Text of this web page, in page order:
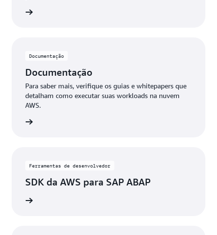
Documentação
Documentação
Para saber mais, verifique os guias e whitepapers que
detalham como executar suas workloads na nuvem
AWS.
Ferramentas de desenvolvedor
SDK da AWS para SAP ABAP